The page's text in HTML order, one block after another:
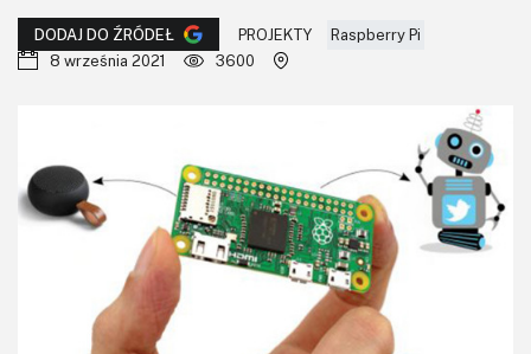
Dla Ciebie
Newsletter
Magazyny
Archiwum
DODAJ DO ŹRÓDEŁ PROJEKTY
Raspberry Pi
8 września 2021
3600